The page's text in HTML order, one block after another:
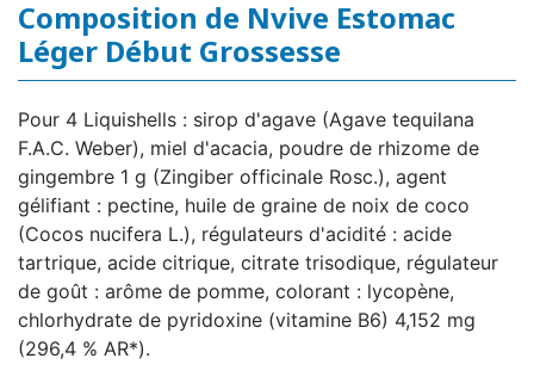
Composition de Nvive Estomac
Léger Début Grossesse
Pour 4 Liquishells : sirop d'agave (Agave tequilana
F.A.C. Weber), miel d'acacia, poudre de rhizome de
gingembre 1 g (Zingiber officinale Rosc.), agent
gélifiant : pectine, huile de graine de noix de coco
(Cocos nucifera L.), régulateurs d'acidité : acide
tartrique, acide citrique, citrate trisodique, régulateur
de goût : arôme de pomme, colorant : lycopène,
chlorhydrate de pyridoxine (vitamine B6) 4,152 mg
(296,4 % AR*).